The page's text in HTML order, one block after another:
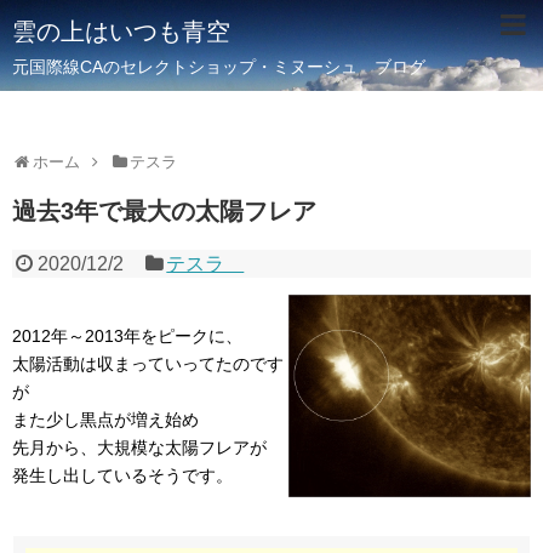
雲の上はいつも青空
元国際線CAのセレクトショップ・ミヌーシュ ブログ
ホーム テスラ
過去3年で最大の太陽フレア
2020/12/2 テスラ
2012年～2013年をピークに、
太陽活動は収まっていってたのです
が
また少し黒点が増え始め
先月から、大規模な太陽フレアが
発生し出しているそうです。